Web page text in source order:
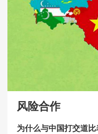
风险合作
为什么与中国打交道